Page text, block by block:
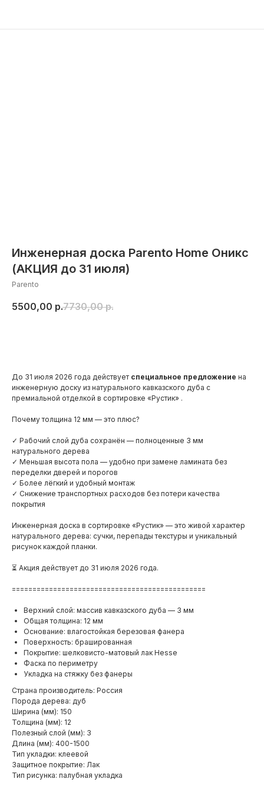
Инженерная доска Parento Home Оникс
(АКЦИЯ до 31 июля)
Parento
5500,00 р.7730,00 р.
До 31 июля 2026 года действует специальное предложение на
инженерную доску из натурального кавказского дуба с
премиальной отделкой в сортировке «Рустик» .
Почему толщина 12 мм — это плюс?
✓ Рабочий слой дуба сохранён — полноценные 3 мм
натурального дерева
✓ Меньшая высота пола — удобно при замене ламината без
переделки дверей и порогов
✓ Более лёгкий и удобный монтаж
✓ Снижение транспортных расходов без потери качества
покрытия
Инженерная доска в сортировке «Рустик» — это живой характер
натурального дерева: сучки, перепады текстуры и уникальный
рисунок каждой планки.
⏳ Акция действует до 31 июля 2026 года.
===============================================
Верхний слой: массив кавказского дуба — 3 мм
Общая толщина: 12 мм
Основание: влагостойкая березовая фанера
Поверхность: брашированная
Покрытие: шелковисто-матовый лак Hesse
Фаска по периметру
Укладка на стяжку без фанеры
Страна производитель: Россия
Порода дерева: дуб
Ширина (мм): 150
Толщина (мм): 12
Полезный слой (мм): 3
Длина (мм): 400-1500
Тип укладки: клеевой
Защитное покрытие: Лак
Тип рисунка: палубная укладка